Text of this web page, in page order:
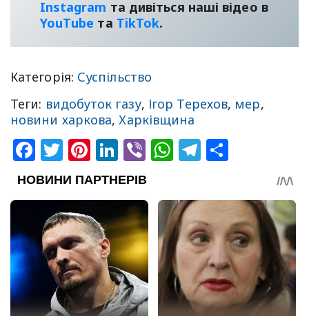
Instagram та дивіться наші відео в
YouТube та TikTok.
Категорія: Суспільство
Теги: видобуток газу, Ігор Терехов, мер,
новини харкова,Харківщина
Facebook
Twitter
Pinterest
LinkedIn
ViberWhatsApp
Telegram